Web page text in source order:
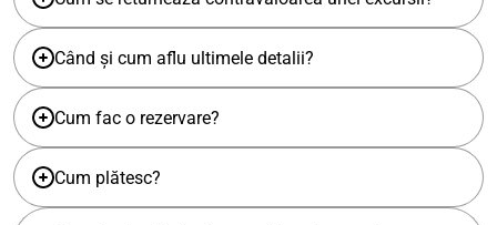
Când și cum aflu ultimele detalii?
Cum fac o rezervare?
Cum plătesc?